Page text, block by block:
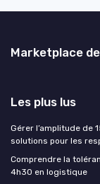
Marketplace
Les plus lus
Gérer l’amplitude de
solutions pour les
Comprendre la
4h30 en logistique